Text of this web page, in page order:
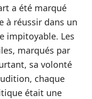
a été marqué
à réussir dans un
impitoyable. Les
marqués par
sa volonté
chaque
était une